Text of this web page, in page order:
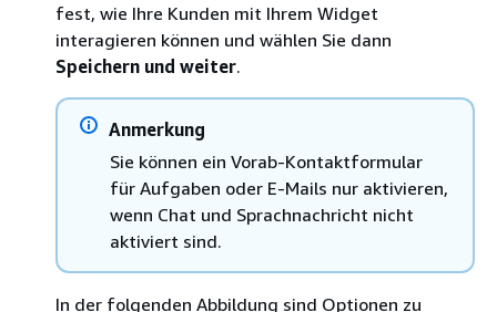
fest, wie Ihre Kunden mit Ihrem Widget
interagieren können und wählen Sie dann
Speichern und weiter.
Anmerkung
Sie können ein Vorab-Kontaktformular
für Aufgaben oder E-Mails nur aktivieren,
wenn Chat und Sprachnachricht nicht
aktiviert sind.
In der folgenden Abbildung sind Optionen zu